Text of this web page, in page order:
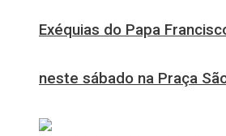
Exéquias do Papa
neste sábado na Praça